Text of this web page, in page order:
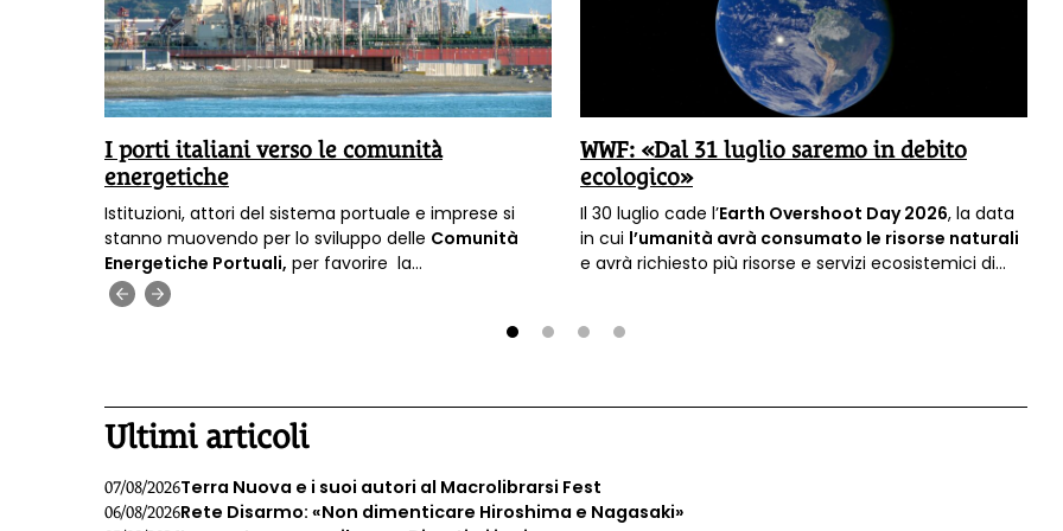
I porti italiani verso le comunità
energetiche
Istituzioni, attori del sistema portuale e imprese si
stanno muovendo per lo sviluppo delle Comunità
Energetiche Portuali, per favorire la
decarbonizzazione
WWF: «Dal 31 luglio saremo in debito
ecologico»
Il 30 luglio cade l’Earth Overshoot Day 2026, la data
in cui l’umanità avrà consumato le risorse naturali
e avrà richiesto più risorse e servizi ecosistemici di
ecologico.
Ultimi articoli
07/08/2026Terra Nuova e i suoi autori al Macrolibrarsi Fest
06/08/2026Rete Disarmo: «Non dimenticare Hiroshima e Nagasaki»